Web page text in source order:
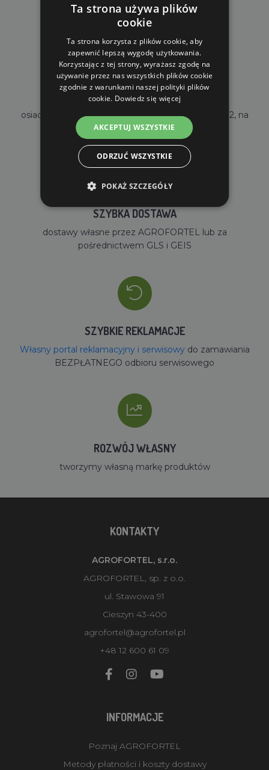
dla zamówień od 690 zł z VAT
WŁASNY MAGAZYN
osiadamy własny magazyn o powierzchni 2000m2, na
stanie mamy ponad 35000 sztuk towarów
SZYBKA DOSTAWA
dostawy własne przez AGROFORTEL lub za
pośrednictwem GLS i GEIS
SZYBKIE REKLAMACJE
Własny portal reklamacyjny i serwisowydo zamawiania
BEZPŁATNEGO odbioru serwisowego
ROZWÓJ WŁASNY
tworzymy własną markę produktów
KONTAKTY
AGROFORTEL, s.r.o.
AGROFORTEL, sp. z o.o.
ul. Stawowa 91
Cieszyn 43-400
agrofortel@agrofortel.pl
+48 12 600 61 09
INFORMACJE
Poznaj AGROFORTEL
Metody płatności i koszty dostawy
Ta strona używa plików
cookie
Ta strona korzysta z plików cookie, aby
zapewnić lepszą wygodę użytkowania.
Korzystając z tej strony, wyrażasz zgodę na
używanie przez nas wszystkich plików cookie
zgodnie z warunkami naszej polityki plików
cookie. Dowiedz się więcej
AKCEPTUJ WSZYSTKIE
ODRZUĆ WSZYSTKIE
POKAŻ SZCZEGÓŁY